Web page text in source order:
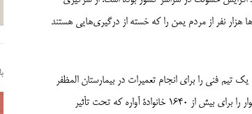
نفر از مردم یمن را که خسته از درگیری‌هایی هستند
اضطراری، بیش از 7 تن کمک‌های پزشکی و یک تیم فنی را برای انجام تعمیرات در بیمارستان المظفر
در تعز ارسال نمود. در حجه، کمیتۀ بین‌المللی صلیب سرخ مواد غذایی و وسایل مورد نیاز خانوار را برای بیش از 1640 خانوادۀ آواره که تحت تأثیر